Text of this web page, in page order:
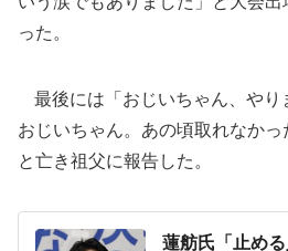
った。
最後には「おじいちゃん、やり
おじいちゃん。あの頃取れなかっ
と亡き祖父に報告した。
蓮舫氏「止め